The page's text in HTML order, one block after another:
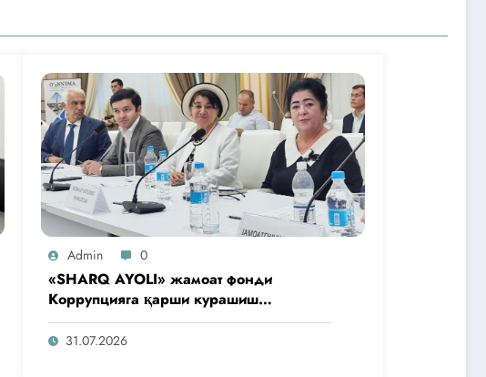
Admin 0
«SHARQ AYOLI» жамоат фонди
Коррупцияга қарши курашиш
агентлигидаги жамоат эшитувида
ташаббусларини тақдим этди
31.07.2026